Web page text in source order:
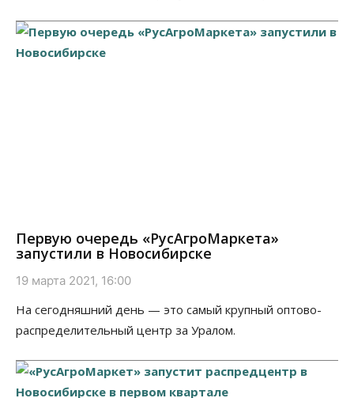
Первую очередь «РусАгроМаркета»
запустили в Новосибирске
19 марта 2021, 16:00
На сегодняшний день — это самый крупный оптово-
распределительный центр за Уралом.